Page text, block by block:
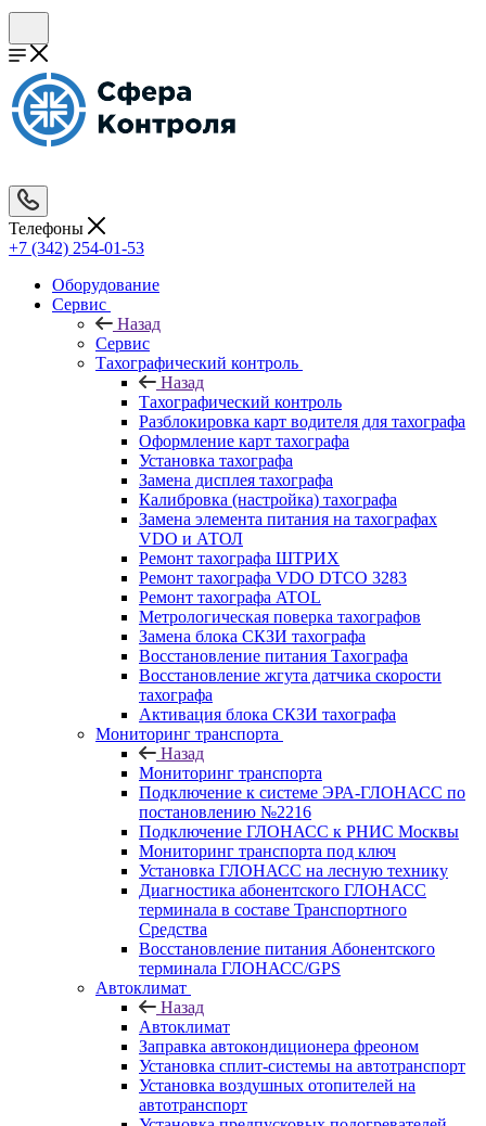
Телефоны
+7 (342) 254-01-53
Оборудование
Сервис
Назад
Сервис
Тахографический контроль
Назад
Тахографический контроль
Разблокировка карт водителя для тахографа
Оформление карт тахографа
Установка тахографа
Замена дисплея тахографа
Калибровка (настройка) тахографа
Замена элемента питания на тахографах
VDO и АТОЛ
Ремонт тахографа ШТРИХ
Ремонт тахографа VDO DTCO 3283
Ремонт тахографа ATOL
Метрологическая поверка тахографов
Замена блока СКЗИ тахографа
Восстановление питания Тахографа
Восстановление жгута датчика скорости
тахографа
Активация блока СКЗИ тахографа
Мониторинг транспорта
Назад
Мониторинг транспорта
Подключение к системе ЭРА-ГЛОНАСС по
постановлению №2216
Подключение ГЛОНАСС к РНИС Москвы
Мониторинг транспорта под ключ
Установка ГЛОНАСС на лесную технику
Диагностика абонентского ГЛОНАСС
терминала в составе Транспортного
Средства
Восстановление питания Абонентского
терминала ГЛОНАСС/GPS
Автоклимат
Назад
Автоклимат
Заправка автокондиционера фреоном
Установка сплит-системы на автотранспорт
Установка воздушных отопителей на
автотранспорт